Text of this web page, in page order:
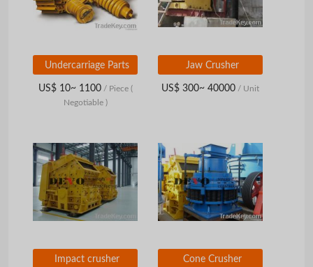
Undercarriage Parts
US$ 10~ 1100/ Piece (
Negotiable )
Jaw Crusher
US$ 300~ 40000 / Unit
Impact crusher Cone Crusher